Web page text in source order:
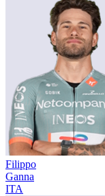
Filippo
Ganna
ITA